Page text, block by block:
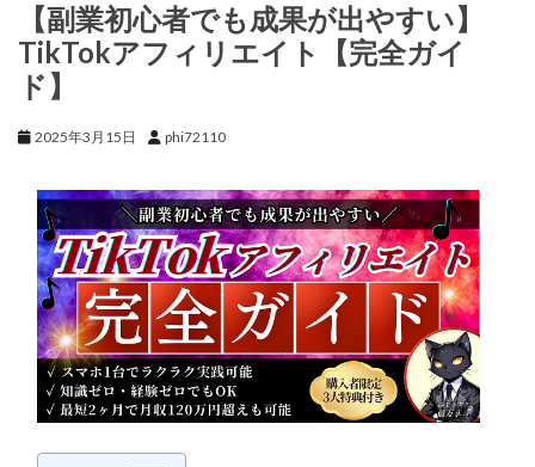
【副業初心者でも成果が出やすい】
TikTokアフィリエイト【完全ガイ
ド】
2025年3月15日 phi72110